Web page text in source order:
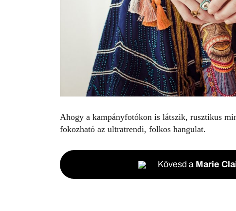
Ahogy a kampányfotókon is látszik, rusztikus
fokozható az ultratrendi, folkos hangulat.
Kövesd a Marie